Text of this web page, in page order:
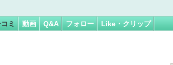
ミ 動画 Q&A フォロー Like・クリップ